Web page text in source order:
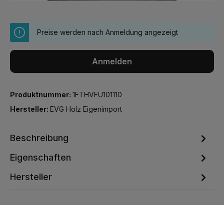
Preise werden nach Anmeldung angezeigt
Anmelden
Produktnummer: 1FTHVFU101110
Hersteller: EVG Holz Eigenimport
Beschreibung
Eigenschaften
Hersteller